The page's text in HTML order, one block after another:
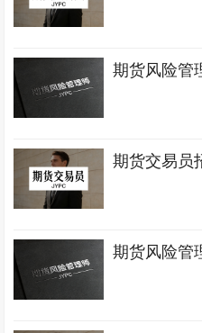
期货风险管
期货交易员
期货风险管